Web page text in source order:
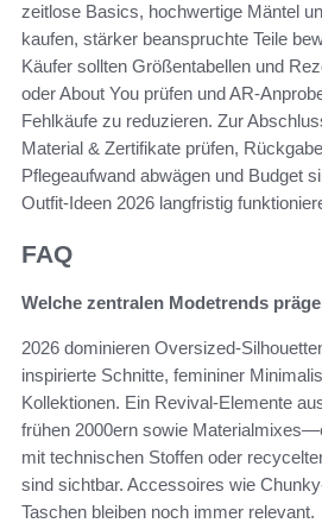
zeitlose Basics, hochwertige Mäntel
kaufen, stärker beanspruchte Teile
Käufer sollten Größentabellen und
oder About You prüfen und AR-
Fehlkäufe zu reduzieren. Zur
Material & Zertifikate prüfen,
Pflegeaufwand abwägen und Budget
Outfit-Ideen 2026 langfristig
FAQ
Welche zentralen Modetrends
2026 dominieren Oversized-
inspirierte Schnitte, femininer
Kollektionen. Ein Revival-Elemente
frühen 2000ern sowie
mit technischen Stoffen oder
sind sichtbar. Accessoires wie
Taschen bleiben noch immer relevant.